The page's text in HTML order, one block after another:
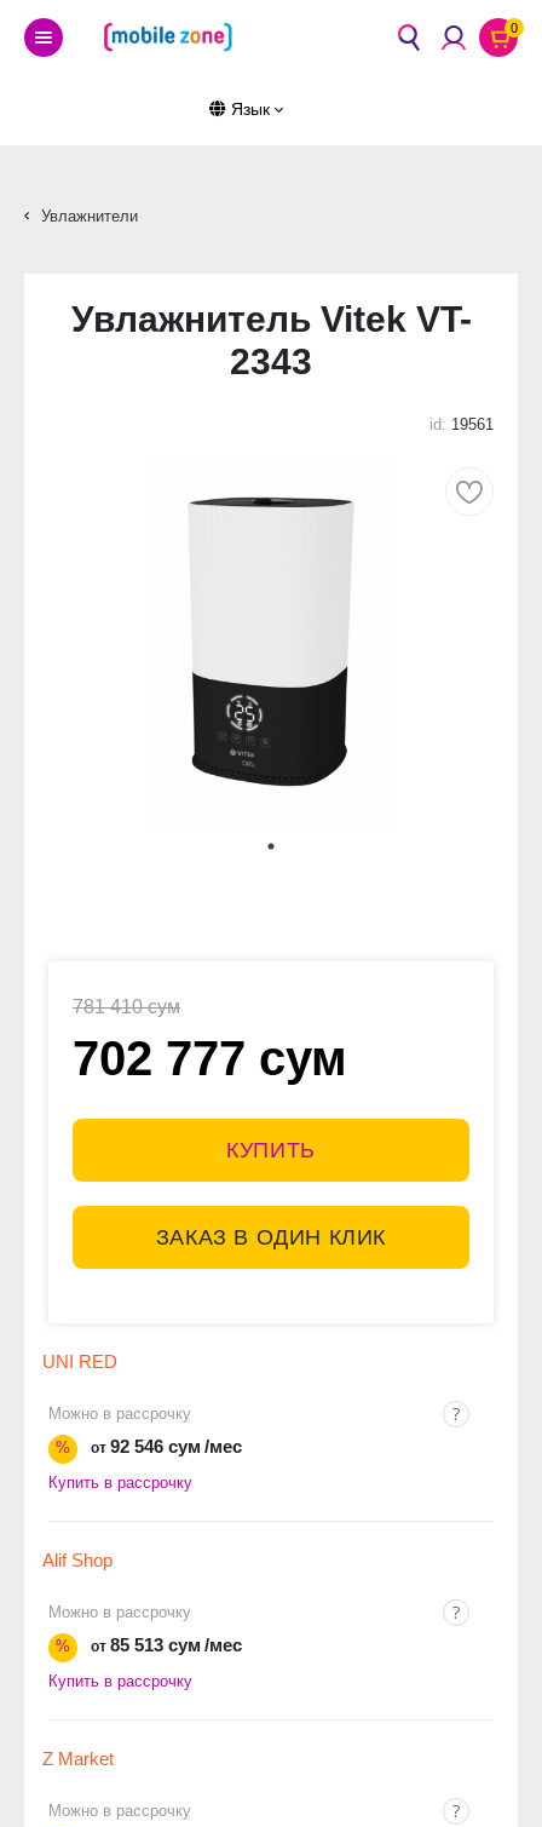
0
Язык
Увлажнители
Увлажнитель Vitek VT-
2343
id: 19561
781 410 сум
702 777 сум
КУПИТЬ
ЗАКАЗ В ОДИН КЛИК
UNI RED
Можно в рассрочку
%
от 92 546 сум /мес
Купить в рассрочку
Alif Shop
Можно в рассрочку
%
от 85 513 сум /мес
Купить в рассрочку
Z Market
Можно в рассрочку